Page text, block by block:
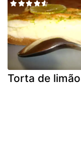
Torta de limão